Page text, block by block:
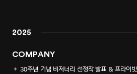
2025
COMPANY
30주년 기념 비저너리 선정작 발표 & 프라이